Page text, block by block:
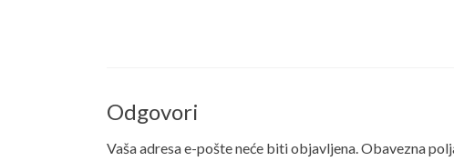
Odgovori
Vaša adresa e-pošte neće biti objavljena.Obavezna